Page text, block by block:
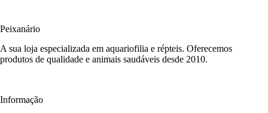
Peixanário
A sua loja especializada em aquariofilia e répteis. Oferecemos
produtos de qualidade e animais saudáveis desde 2010.
Informação